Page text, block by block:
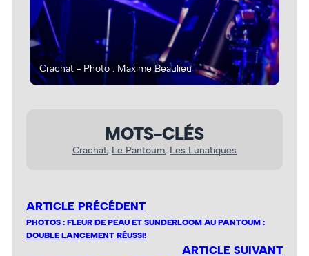
Crachat - Photo : Maxime Beaulieu
MOTS-CLÉS
Crachat, Le Pantoum, Les Lunatiques
ARTICLE PRÉCÉDENT
PHOTOS : FLEUR DE PEAU ET SUNDERLOOM AU PANTOUM :
DOUBLE LANCEMENT RÉUSSI!
ARTICLE SUIVANT